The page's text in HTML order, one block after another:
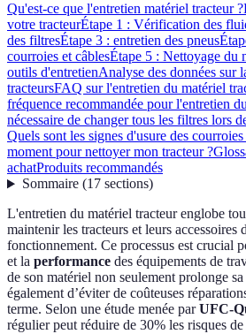
Qu'est-ce que l'entretien matériel tracteur ?
votre tracteurÉtape 1 : Vérification des
des filtresÉtape 3 : entretien des pneus
courroies et câblesÉtape 5 : Nettoyage du
outils d'entretienAnalyse des données sur
tracteursFAQ sur l'entretien du matériel
fréquence recommandée pour l'entretien
nécessaire de changer tous les filtres lors
Quels sont les signes d'usure des courroies
moment pour nettoyer mon tracteur ?
achatProduits recommandés
Sommaire(17 sections)
L'entretien du matériel tracteur englobe
maintenir les tracteurs et leurs accessoires
fonctionnement. Ce processus est crucial
et la performance des équipements de
de son matériel non seulement prolonge
également d’éviter de coûteuses
terme. Selon une étude menée parUFC-
régulier peut réduire de 30% les risques